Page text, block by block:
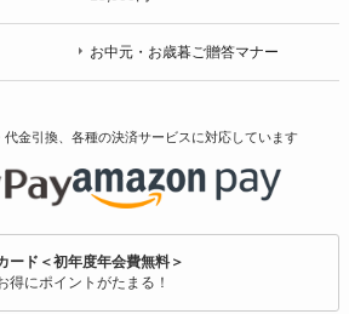
お中元・お歳暮ご贈答マナー
金引換、各種の決済サービスに対応しています
ード＜初年度年会費無料＞
得にポイントがたまる！